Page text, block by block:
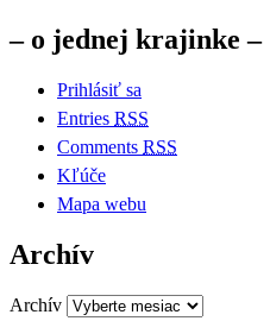
– o jednej krajinke –
Prihlásiť sa
Entries RSS
Comments RSS
Kľúče
Mapa webu
Archív
Archív